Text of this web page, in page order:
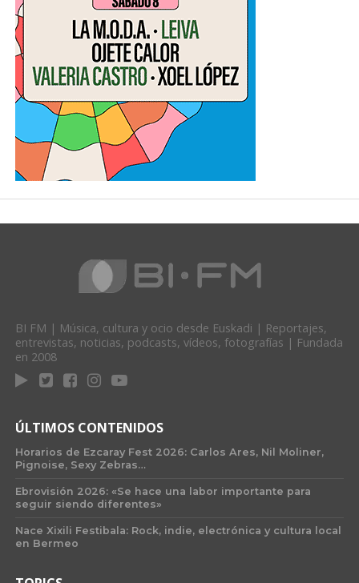
BI FM | Música, cultura y ocio desde Euskadi | Reportajes,
entrevistas, noticias, podcasts, vídeos, fotografías | Fundada
en 2008
ÚLTIMOS CONTENIDOS
Horarios de Ezcaray Fest 2026: Carlos Ares, Nil Moliner,
Pignoise, Sexy Zebras…
Ebrovisión 2026: «Se hace una labor importante para
seguir siendo diferentes»
Nace Xixili Festibala: Rock, indie, electrónica y cultura local
en Bermeo